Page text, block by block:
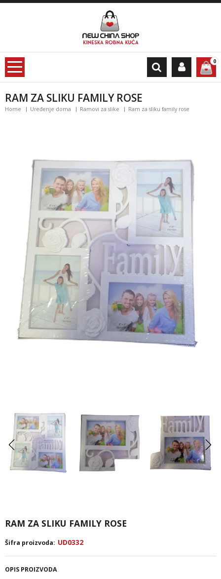
0
RAM ZA SLIKU FAMILY ROSE
Home Uređenje doma Ramovi za slike Ram za sliku family rose
RAM ZA SLIKU FAMILY ROSE
Šifra proizvoda: UD0332
OPIS PROIZVODA